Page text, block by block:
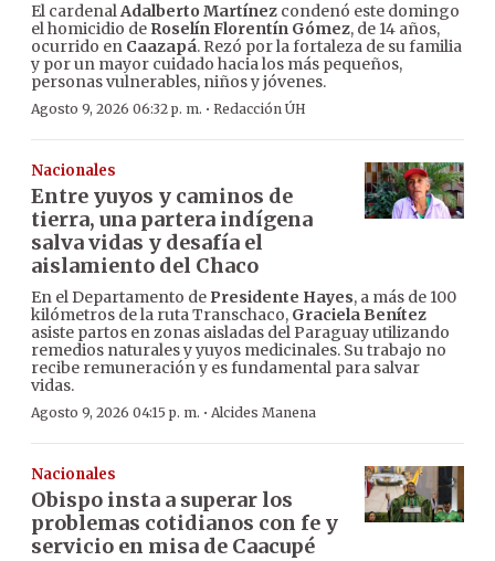
El cardenalAdalberto Martínez condenó este domingo
el homicidio de Roselín Florentín Gómez, de 14 años,
ocurrido en Caazapá. Rezó por la fortaleza de su familia
y por un mayor cuidado hacia los más pequeños,
personas vulnerables, niños y jóvenes.
Agosto 9, 2026 06:32 p. m. · Redacción ÚH
Nacionales
Entre yuyos y caminos de
tierra, una partera indígena
salva vidas y desafía el
aislamiento del Chaco
En el Departamento de Presidente Hayes, a más de 100
kilómetros de la ruta Transchaco, Graciela Benítez
asiste partos en zonas aisladas del Paraguay utilizando
remedios naturales y yuyos medicinales. Su trabajo no
recibe remuneración y es fundamental para salvar
vidas.
Agosto 9, 2026 04:15 p. m. · Alcides Manena
Nacionales
Obispo insta a superar los
problemas cotidianos con fe y
servicio en misa de Caacupé